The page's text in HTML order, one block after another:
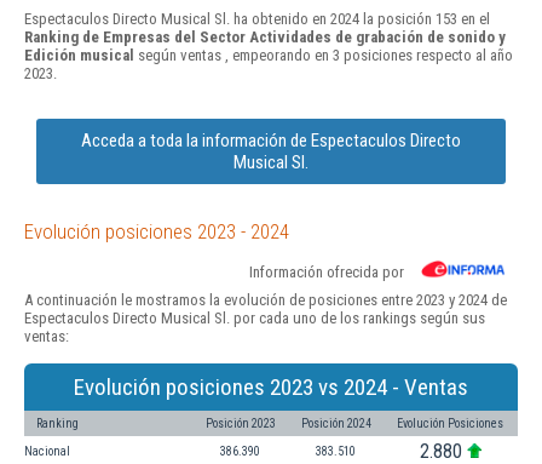
Espectaculos Directo Musical Sl. ha obtenido en 2024 la posición 153 en el
Ranking de Empresas del Sector Actividades de grabación de sonido y
Edición musical según ventas , empeorando en 3 posiciones respecto al año
2023.
Acceda a toda la información de Espectaculos Directo
Musical Sl.
Evolución posiciones 2023 - 2024
Información ofrecida por
A continuación le mostramos la evolución de posiciones entre 2023 y 2024 de
Espectaculos Directo Musical Sl. por cada uno de los rankings según sus
ventas:
Evolución posiciones 2023 vs 2024 - Ventas
Ranking Posición 2023 Posición 2024 Evolución Posiciones
Nacional 386.390 383.510 2.880